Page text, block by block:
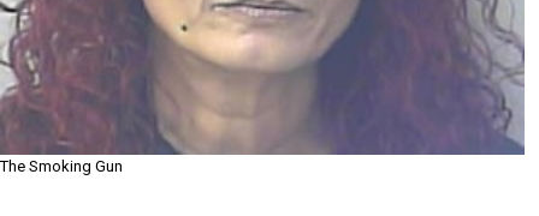
The Smoking Gun